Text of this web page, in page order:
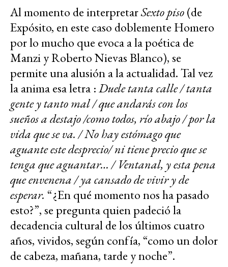
Al momento de interpretarSexto piso(de
Expósito, en este caso doblemente Homero
por lo mucho que evoca a la poética de
Manzi y Roberto Nievas Blanco), se
permite una alusión a la actualidad. Tal vez
la anima esa letra :Duele tanta calle / tanta
gente y tanto mal / que andarás con los
sueños a destajo /como todos, río abajo / por la
vida que se va. / No hay estómago que
aguante este desprecio/ ni tiene precio que se
tenga que aguantar… / Ventanal, y esta pena
que envenena / ya cansado de vivir y de
esperar. “¿En qué momento nos ha pasado
esto?”, se pregunta quien padeció la
decadencia cultural de los últimos cuatro
años, vividos, según confía, “como un dolor
de cabeza, mañana, tarde y noche”.